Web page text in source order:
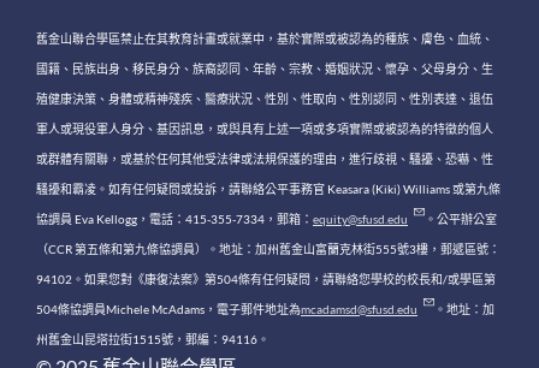
舊金山聯合學區禁止在其教育計畫或就業中，基於實際或被認為的種族、膚色、血統、
國籍、民族出身、移民身分、族裔認同、年齡、宗教、婚姻狀況、懷孕、父母身分、生
殖健康決策、身體或精神殘疾、醫療狀況、性別、性取向、性別認同、性別表達、退伍
軍人或現役軍人身分、基因訊息，或與具有上述一項或多項實際或被認為的特徵的個人
或群體有關聯，或基於任何其他受法律或法規保護的理由，進行歧視、騷擾、恐嚇、性
騷擾和霸凌。如有任何疑問或投訴，請聯絡公平事務官 Keasara (Kiki) Williams 或第九條
協調員 Eva Kellogg，電話：415-355-7334，郵箱： equity@sfusd.edu 。公平辦公室
（CCR 第五條和第九條協調員）。地址：加州舊金山富蘭克林街555號3樓，郵遞區號：
94102。如果您對《康復法案》第504條有任何疑問，請聯絡您學校的校長和/或學區第
504條協調員Michele McAdams，電子郵件地址為mcadamsd@sfusd.edu 。地址：加
州舊金山昆塔拉街1515號，郵編：94116。